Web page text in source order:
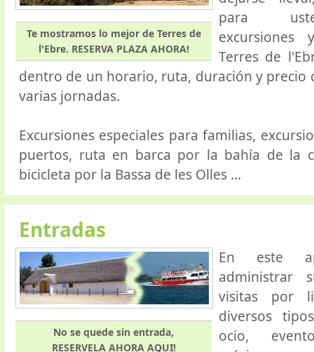
Te mostramos lo mejor de Terres de
l'Ebre. RESERVA PLAZA AHORA!
para
Terres de
dentro de un horario, ruta, duración y precio
varias jornadas.
Excursiones especiales para familias,
puertos, ruta en barca por la bahía de la
bicicleta por la Bassa de les Olles ...
Entradas
No se quede sin entrada,
RESERVELA AHORA AQUI!
En este
administrar
visitas por
diversos
ocio,